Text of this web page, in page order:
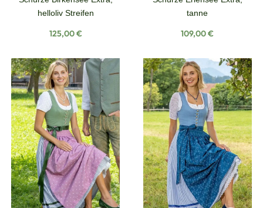
helloliv Streifen
Regulärer Preis:
125,00 €
tanne
Regulärer Preis:
109,00 €